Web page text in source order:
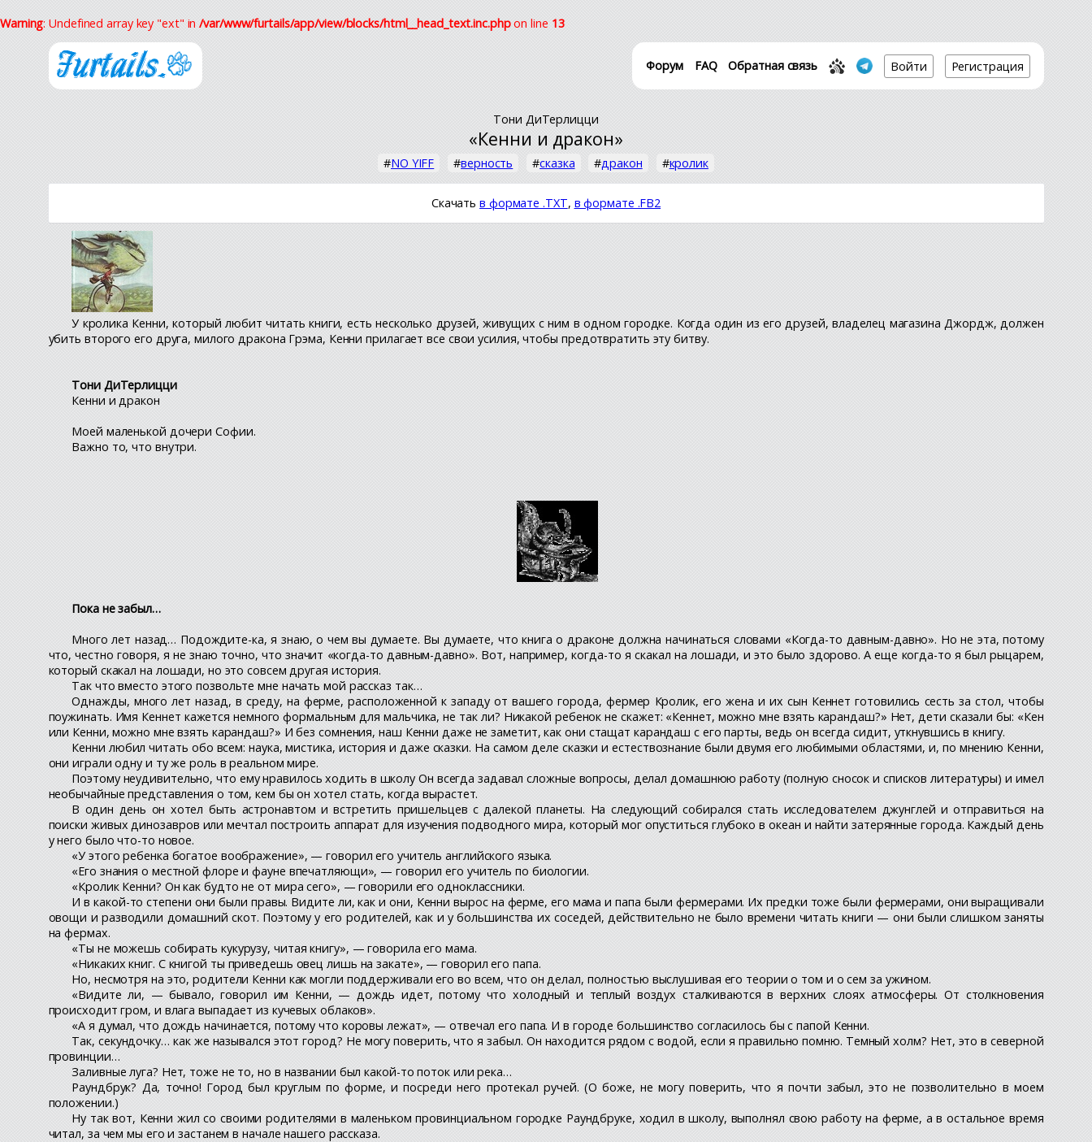
Warning: Undefined array key "ext" in/var/www/furtails/app/view/blocks/html__head_text.inc.phpon line 13
Форум FAQ Обратная связь Войти Регистрация
Тони ДиТерлицци
«Кенни и дракон»
#NO YIFF #верность #сказка #дракон #кролик
Скачатьв формате .TXT, в формате .FB2
У кролика Кенни, который любит читать книги, есть несколько друзей, живущих с ним в одном городке. Когда один из его друзей, владелец магазина Джордж, должен
убить второго его друга, милого дракона Грэма, Кенни прилагает все свои усилия, чтобы предотвратить эту битву.
Тони ДиТерлицци
Кенни и дракон
Моей маленькой дочери Софии.
Важно то, что внутри.
Пока не забыл…
Много лет назад… Подождите-ка, я знаю, о чем вы думаете. Вы думаете, что книга о драконе должна начинаться словами «Когда-то давным-давно». Но не эта, потому
что, честно говоря, я не знаю точно, что значит «когда-то давным-давно». Вот, например, когда-то я скакал на лошади, и это было здорово. А еще когда-то я был рыцарем,
который скакал на лошади, но это совсем другая история.
Так что вместо этого позвольте мне начать мой рассказ так…
Однажды, много лет назад, в среду, на ферме, расположенной к западу от вашего города, фермер Кролик, его жена и их сын Кеннет готовились сесть за стол, чтобы
поужинать. Имя Кеннет кажется немного формальным для мальчика, не так ли? Никакой ребенок не скажет: «Кеннет, можно мне взять карандаш?» Нет, дети сказали бы: «Кен
или Кенни, можно мне взять карандаш?» И без сомнения, наш Кенни даже не заметит, как они стащат карандаш с его парты, ведь он всегда сидит, уткнувшись в книгу.
Кенни любил читать обо всем: наука, мистика, история и даже сказки. На самом деле сказки и естествознание были двумя его любимыми областями, и, по мнению Кенни,
они играли одну и ту же роль в реальном мире.
Поэтому неудивительно, что ему нравилось ходить в школу Он всегда задавал сложные вопросы, делал домашнюю работу (полную сносок и списков литературы) и имел
необычайные представления о том, кем бы он хотел стать, когда вырастет.
В один день он хотел быть астронавтом и встретить пришельцев с далекой планеты. На следующий собирался стать исследователем джунглей и отправиться на
поиски живых динозавров или мечтал построить аппарат для изучения подводного мира, который мог опуститься глубоко в океан и найти затерянные города. Каждый день
у него было что-то новое.
«У этого ребенка богатое воображение», — говорил его учитель английского языка.
«Его знания о местной флоре и фауне впечатляющи», — говорил его учитель по биологии.
«Кролик Кенни? Он как будто не от мира сего», — говорили его одноклассники.
И в какой-то степени они были правы. Видите ли, как и они, Кенни вырос на ферме, его мама и папа были фермерами. Их предки тоже были фермерами, они выращивали
овощи и разводили домашний скот. Поэтому у его родителей, как и у большинства их соседей, действительно не было времени читать книги — они были слишком заняты
на фермах.
«Ты не можешь собирать кукурузу, читая книгу», — говорила его мама.
«Никаких книг. С книгой ты приведешь овец лишь на закате», — говорил его папа.
Но, несмотря на это, родители Кенни как могли поддерживали его во всем, что он делал, полностью выслушивая его теории о том и о сем за ужином.
«Видите ли, — бывало, говорил им Кенни, — дождь идет, потому что холодный и теплый воздух сталкиваются в верхних слоях атмосферы. От столкновения
происходит гром, и влага выпадает из кучевых облаков».
«А я думал, что дождь начинается, потому что коровы лежат», — отвечал его папа. И в городе большинство согласилось бы с папой Кенни.
Так, секундочку… как же назывался этот город? Не могу поверить, что я забыл. Он находится рядом с водой, если я правильно помню. Темный холм? Нет, это в северной
провинции…
Заливные луга? Нет, тоже не то, но в названии был какой-то поток или река…
Раундбрук? Да, точно! Город был круглым по форме, и посреди него протекал ручей. (О боже, не могу поверить, что я почти забыл, это не позволительно в моем
положении.)
Ну так вот, Кенни жил со своими родителями в маленьком провинциальном городке Раундбруке, ходил в школу, выполнял свою работу на ферме, а в остальное время
читал, за чем мы его и застанем в начале нашего рассказа.